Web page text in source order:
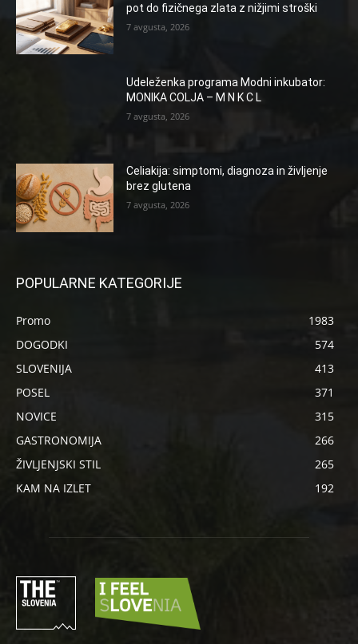
pot do fizičnega zlata z nižjimi stroški
7 avgusta, 2026
Udeleženka programa Modni inkubator:
MONIKA COLJA – M N K C L
7 avgusta, 2026
Celiakija: simptomi, diagnoza in življenje
brez glutena
7 avgusta, 2026
POPULARNE KATEGORIJE
Promo
1983
DOGODKI
574
SLOVENIJA
413
POSEL
371
NOVICE
315
GASTRONOMIJA
266
ŽIVLJENJSKI STIL
265
KAM NA IZLET
192